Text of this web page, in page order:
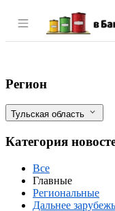
Раздел
Тульская
Фильтры
Регион
Тульская область
Категория
Все
Главные
Региональные
Дальнее